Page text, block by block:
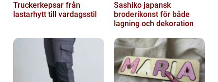
Truckerkepsar från
lastarhytt till vardagsstil
Sashiko japansk
broderikonst för både
lagning och dekoration